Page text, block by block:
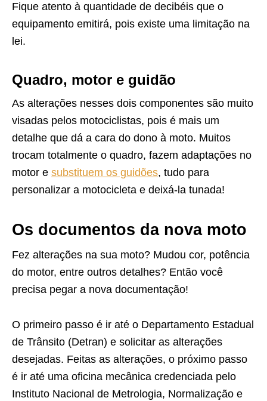
Fique atento à quantidade de decibéis que o
equipamento emitirá, pois existe uma limitação na
lei.
Quadro, motor e guidão
As alterações nesses dois componentes são muito
visadas pelos motociclistas, pois é mais um
detalhe que dá a cara do dono à moto. Muitos
trocam totalmente o quadro, fazem adaptações no
motor e substituem os guidões, tudo para
personalizar a motocicleta e deixá-la tunada!
Os documentos da nova moto
Fez alterações na sua moto? Mudou cor, potência
do motor, entre outros detalhes? Então você
precisa pegar a nova documentação!
O primeiro passo é ir até o Departamento Estadual
de Trânsito (Detran) e solicitar as alterações
desejadas. Feitas as alterações, o próximo passo
é ir até uma oficina mecânica credenciada pelo
Instituto Nacional de Metrologia, Normalização e